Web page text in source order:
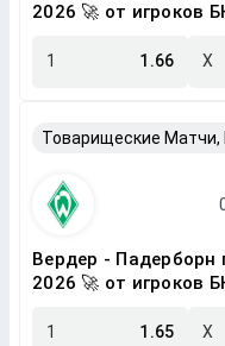
2026 🚀 от игроков
1 1.66 X
Вердер - Падерборн
2026 🚀 от игроков
1 1.65 X